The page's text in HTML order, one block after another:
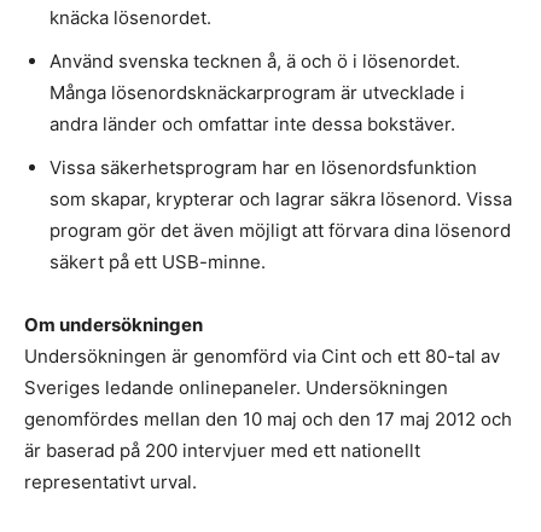
knäcka lösenordet.
Använd svenska tecknen å, ä och ö i lösenordet.
Många lösenordsknäckarprogram är utvecklade i
andra länder och omfattar inte dessa bokstäver.
Vissa säkerhetsprogram har en lösenordsfunktion
som skapar, krypterar och lagrar säkra lösenord. Vissa
program gör det även möjligt att förvara dina lösenord
säkert på ett USB-minne.
Om undersökningen
Undersökningen är genomförd via Cint och ett 80-tal av
Sveriges ledande onlinepaneler. Undersökningen
genomfördes mellan den 10 maj och den 17 maj 2012 och
är baserad på 200 intervjuer med ett nationellt
representativt urval.